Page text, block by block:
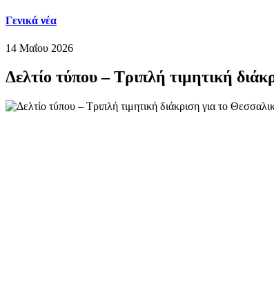
Γενικά νέα
14 Μαΐου 2026
Δελτίο τύπου – Τριπλή τιμητική